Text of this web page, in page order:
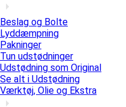
Beslag og Bolte
Lyddæmpning
Pakninger
Tun udstødninger
Udstødning som Original
Se alt i Udstødning
Værktøj, Olie og Ekstra